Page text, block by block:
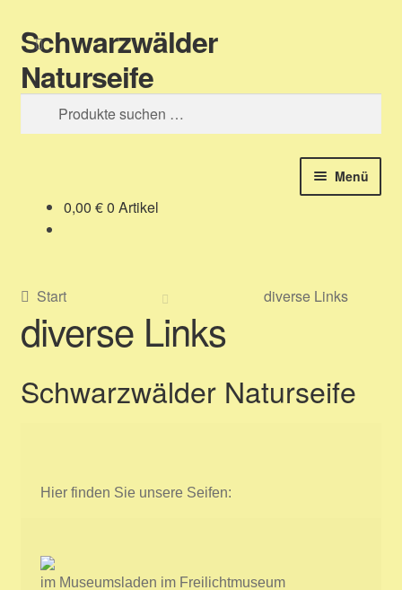
Zur
Navigation
springen
Zum
Inhalt
springen
Schwarzwälder
Naturseife
Suchen
Suchen
Menü
Shop – unser Seifenladen
Zahlungsarten
Warenkorb
Impressum
0,00 €0 Artikel
Start diverse Links
diverse Links
Schwarzwälder Naturseife
Hier finden Sie unsere Seifen:
im Museumsladen im Freilichtmuseum